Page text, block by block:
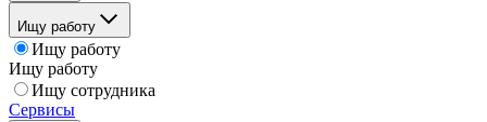
Ищу работу
Ищу работу
Ищу работу
Ищу сотрудника
Сервисы